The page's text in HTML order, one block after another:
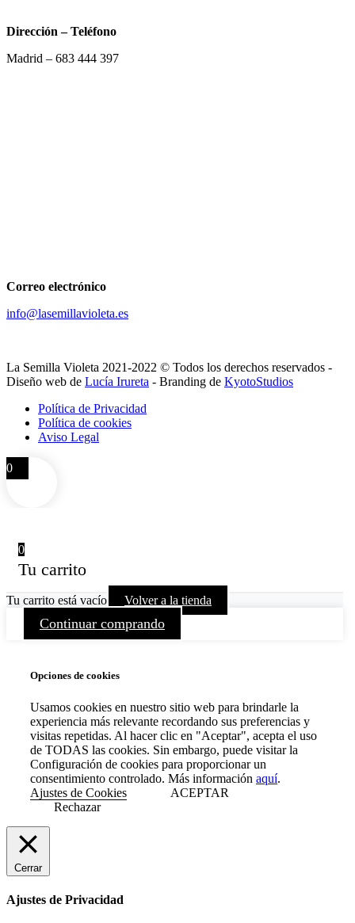
Dirección – Teléfono
Madrid – 683 444 397
Correo electrónico
info@lasemillavioleta.es
La Semilla Violeta 2021-2022 © Todos los derechos reservados -
Diseño web de Lucía Irureta - Branding de KyotoStudios
Política de Privacidad
Política de cookies
Aviso Legal
0
0
Tu carrito
Tu carrito está vacío Volver a la tienda
Continuar comprando
Opciones de cookies
Usamos cookies en nuestro sitio web para brindarle la
experiencia más relevante recordando sus preferencias y
visitas repetidas. Al hacer clic en "Aceptar", acepta el uso
de TODAS las cookies. Sin embargo, puede visitar la
Configuración de cookies para proporcionar un
consentimiento controlado. Más información aquí.
Ajustes de Cookies
ACEPTAR
Rechazar
Cerrar
Ajustes de Privacidad